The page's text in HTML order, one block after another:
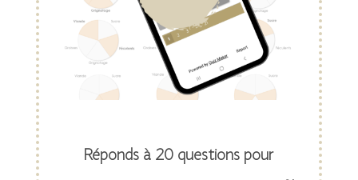
Réponds à 20 questions pour